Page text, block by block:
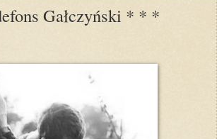
Gałczyński * * *